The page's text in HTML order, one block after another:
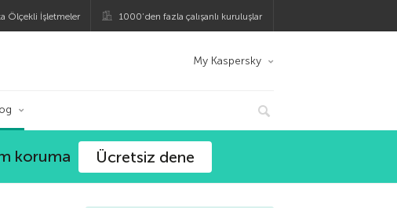
Ölçekli İşletmeler 1000’den fazla çalışanlı kuruluşlar
My Kaspersky
koruma Ücretsiz dene